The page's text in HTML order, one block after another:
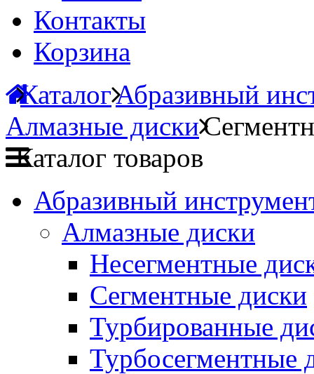
Контакты
Корзина
КаталогАбразивный
Алмазные диски
Каталог товаров
Абразивный
Алмазные диски
Несегментные
Сегментные диски
Турбированные
Турбосегментные